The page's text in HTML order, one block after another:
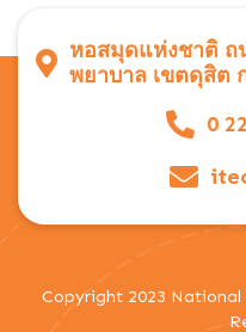
หอสมุดแห่งชาติ ถ
พยาบาล เขตดุสิต
0
Copyright 2023